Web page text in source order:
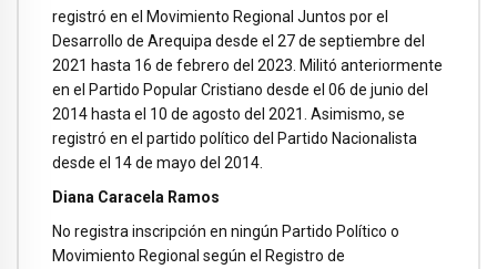
registró en el Movimiento Regional Juntos por el
Desarrollo de Arequipa desde el 27 de septiembre del
2021 hasta 16 de febrero del 2023. Militó anteriormente
en el Partido Popular Cristiano desde el 06 de junio del
2014 hasta el 10 de agosto del 2021. Asimismo, se
registró en el partido político del Partido Nacionalista
desde el 14 de mayo del 2014.
Diana Caracela Ramos
No registra inscripción en ningún Partido Político o
Movimiento Regional según el Registro de